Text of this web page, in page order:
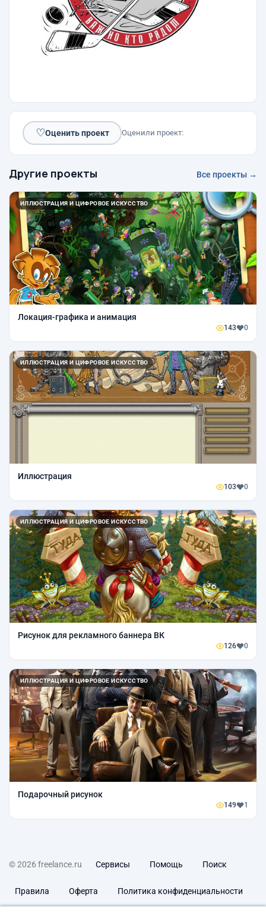
♡Оценить проект Оценили проект:
Другие проекты Все проекты →
ИЛЛЮСТРАЦИЯ И ЦИФРОВОЕ ИСКУССТВО
Локация-графика и анимация
143 0
ИЛЛЮСТРАЦИЯ И ЦИФРОВОЕ ИСКУССТВО
Иллюстрация
103 0
ИЛЛЮСТРАЦИЯ И ЦИФРОВОЕ ИСКУССТВО
Рисунок для рекламного баннера ВК
126 0
ИЛЛЮСТРАЦИЯ И ЦИФРОВОЕ ИСКУССТВО
Подарочный рисунок
149 1
© 2026 freelance.ru Сервисы Помощь Поиск
Правила Оферта Политика конфиденциальности